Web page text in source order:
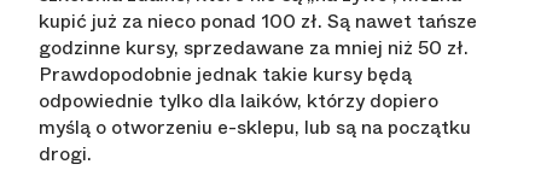
kupić już za nieco ponad 100 zł. Są nawet tańsze
godzinne kursy, sprzedawane za mniej niż 50 zł.
Prawdopodobnie jednak takie kursy będą
odpowiednie tylko dla laików, którzy dopiero
myślą o otworzeniu e-sklepu, lub są na początku
drogi.